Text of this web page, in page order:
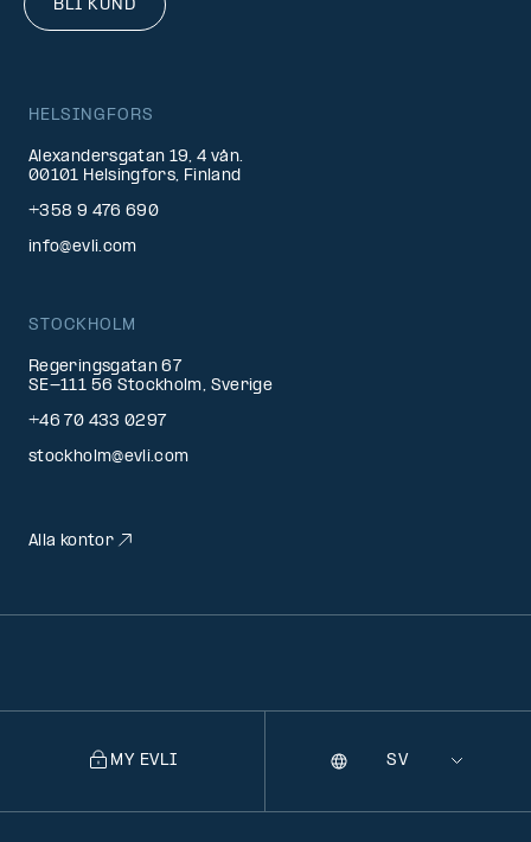
BLI KUND
HELSINGFORS
Alexandersgatan 19, 4 vån.
00101 Helsingfors, Finland
+358 9 476 690
info@evli.com
STOCKHOLM
Regeringsgatan 67
SE-111 56 Stockholm, Sverige
+46 70 433 0297
stockholm@evli.com
Alla kontor
MY EVLI
Selecting
Språk